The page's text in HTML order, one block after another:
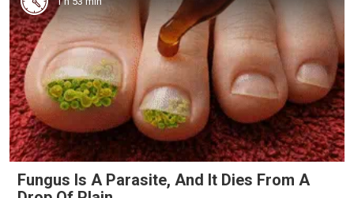
Fungus Is A Parasite, And It Dies From A